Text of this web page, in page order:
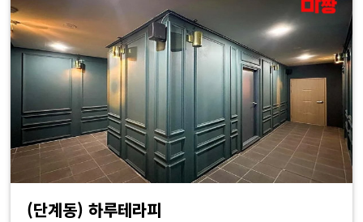
(단계동) 하루테라피